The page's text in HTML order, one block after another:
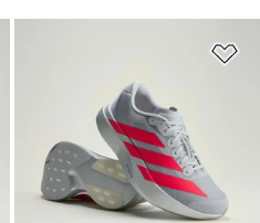
Ajouter à la Liste de produits